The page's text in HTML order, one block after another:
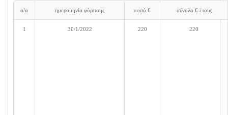
α/α ημερομηνία φόρτισης ποσό € σύνολο € έτους
1 30/1/2022 220 220